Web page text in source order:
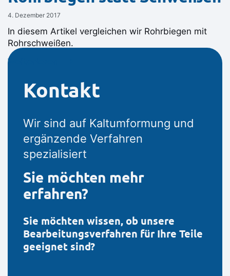
4. Dezember 2017
In diesem Artikel vergleichen wir Rohrbiegen mit
Rohrschweißen.
Weiterlesen ⟶
Kontakt
Wir sind auf Kaltumformung und
ergänzende Verfahren
spezialisiert
Sie möchten mehr
erfahren?
Sie möchten wissen, ob unsere
Bearbeitungsverfahren für Ihre Teile
geeignet sind?